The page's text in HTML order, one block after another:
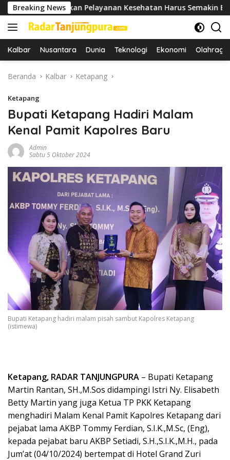
Langsung
ke
konten
Breaking News
Pelayanan Kesehatan Harus Semakin Baik
Kalbar Nusantara Dunia Teknologi Ekonomi Olahraga
Beranda Kalbar Ketapang
Ketapang
Bupati Ketapang Hadiri Malam
Kenal Pamit Kapolres Baru
Admin
Sabtu 5 Oktober 2024
Bupati Ketapang hadiri malam pisah sambut Kapolres Ketapang
(istimewa)
Ketapang, RADAR TANJUNGPURA – Bupati Ketapang
Martin Rantan, SH.,M.Sos didampingi Istri Ny. Elisabeth
Betty Martin yang juga Ketua TP PKK Ketapang
menghadiri Malam Kenal Pamit Kapolres Ketapang dari
pejabat lama AKBP Tommy Ferdian, S.I.K.,M.Sc, (Eng),
kepada pejabat baru AKBP Setiadi, S.H.,S.I.K.,M.H., pada
Jum’at (04/10/2024) bertempat di Hotel Grand Zuri